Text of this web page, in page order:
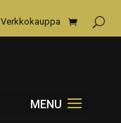
Verkkokauppa